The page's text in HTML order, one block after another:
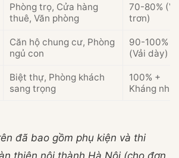
Phòng trọ, Cửa hàng
thuê, Văn phòng
70-80%
trơn)
Căn hộ chung cư, Phòng
ngủ con
90-100%
(Vải dày)
Biệt thự, Phòng khách
sang trọng
100% +
Kháng
đã bao gồm phụ kiện và thi
thiện nội thành Hà Nội (cho đơn